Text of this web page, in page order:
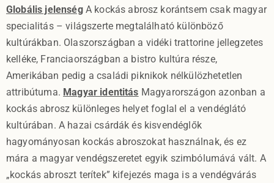
Globális jelenség A kockás abrosz korántsem csak magyar
specialitás – világszerte megtalálható különböző
kultúrákban. Olaszországban a vidéki trattorine jellegzetes
kelléke, Franciaországban a bistro kultúra része,
Amerikában pedig a családi piknikok nélkülözhetetlen
attribútuma. Magyar identitás Magyarországon azonban a
kockás abrosz különleges helyet foglal el a vendéglátó
kultúrában. A hazai csárdák és kisvendéglők
hagyományosan kockás abroszokat használnak, és ez
mára a magyar vendégszeretet egyik szimbólumává vált. A
„kockás abroszt terítek” kifejezés maga is a vendégvárás